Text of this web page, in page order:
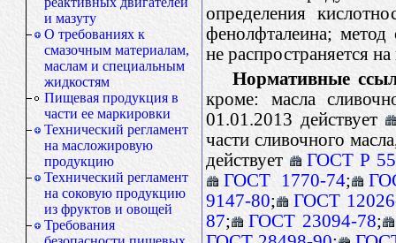
и мазуту
О требованиях к
смазочным материалам,
маслам и специальным
жидкостям
Пищевая продукция в
части ее маркировки
Технический регламент
на масложировую
продукцию
Технический регламент
на соковую продукцию
из фруктов и овощей
Требования
определения
фенолфталеина; метод
не распространяется
Нормативные
кроме: масла
01.01.2013 действует
части сливочного
действует
ГОСТ Р
ГОСТ 1770-74;
9147-80;
ГОСТ
87; ГОСТ 23094-78;